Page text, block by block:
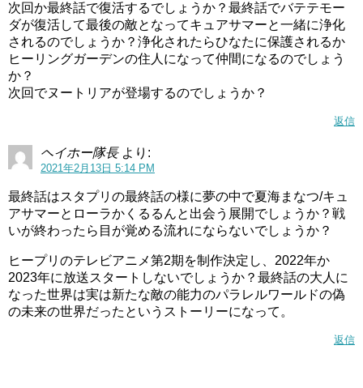
次回か最終話で復活するでしょうか？最終話でバテテモー
ダが復活して最後の敵となってキュアサマーと一緒に浄化
されるのでしょうか？浄化されたらひなたに保護されるか
ヒーリングガーデンの住人になって仲間になるのでしょう
か？
次回でヌートリアが登場するのでしょうか？
返信
ヘイホー隊長 より:
2021年2月13日 5:14 PM
最終話はスタプリの最終話の様に夢の中で夏海まなつ/キュ
アサマーとローラかくるるんと出会う展開でしょうか？戦
いが終わったら目が覚める流れにならないでしょうか？
ヒープリのテレビアニメ第2期を制作決定し、2022年か
2023年に放送スタートしないでしょうか？最終話の大人に
なった世界は実は新たな敵の能力のパラレルワールドの偽
の未来の世界だったというストーリーになって。
返信